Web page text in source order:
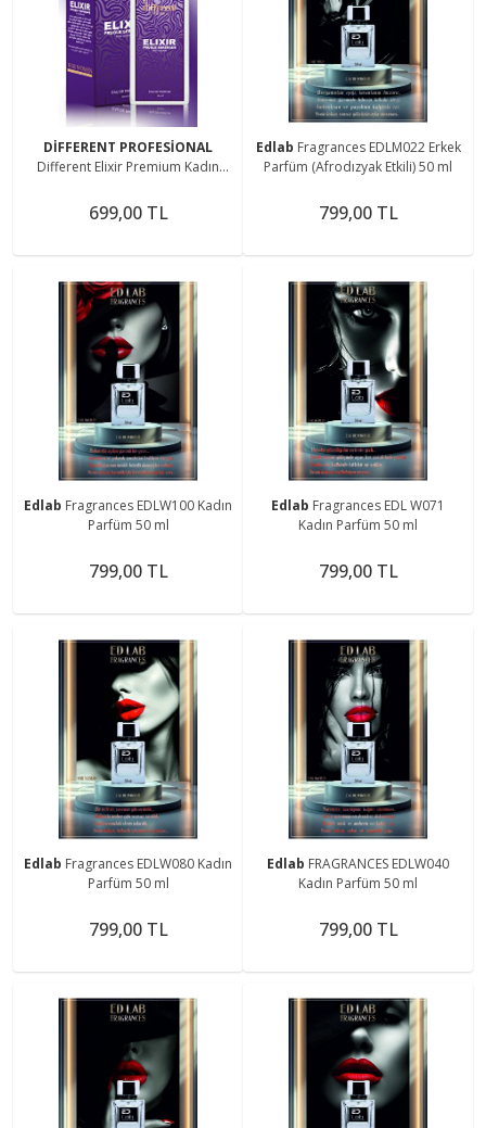
DİFFERENT PROFESİONAL
Different Elixir Premium Kadın
699,00 TL
Edlab Fragrances EDLM022 Erkek
Parfüm (Afrodızyak Etkili) 50 ml
799,00 TL
Edlab Fragrances EDLW100 Kadın
Parfüm 50 ml
799,00 TL
Edlab Fragrances EDL W071
Kadın Parfüm 50 ml
799,00 TL
Edlab Fragrances EDLW080 Kadın
Parfüm 50 ml
799,00 TL
Edlab FRAGRANCES EDLW040
Kadın Parfüm 50 ml
799,00 TL